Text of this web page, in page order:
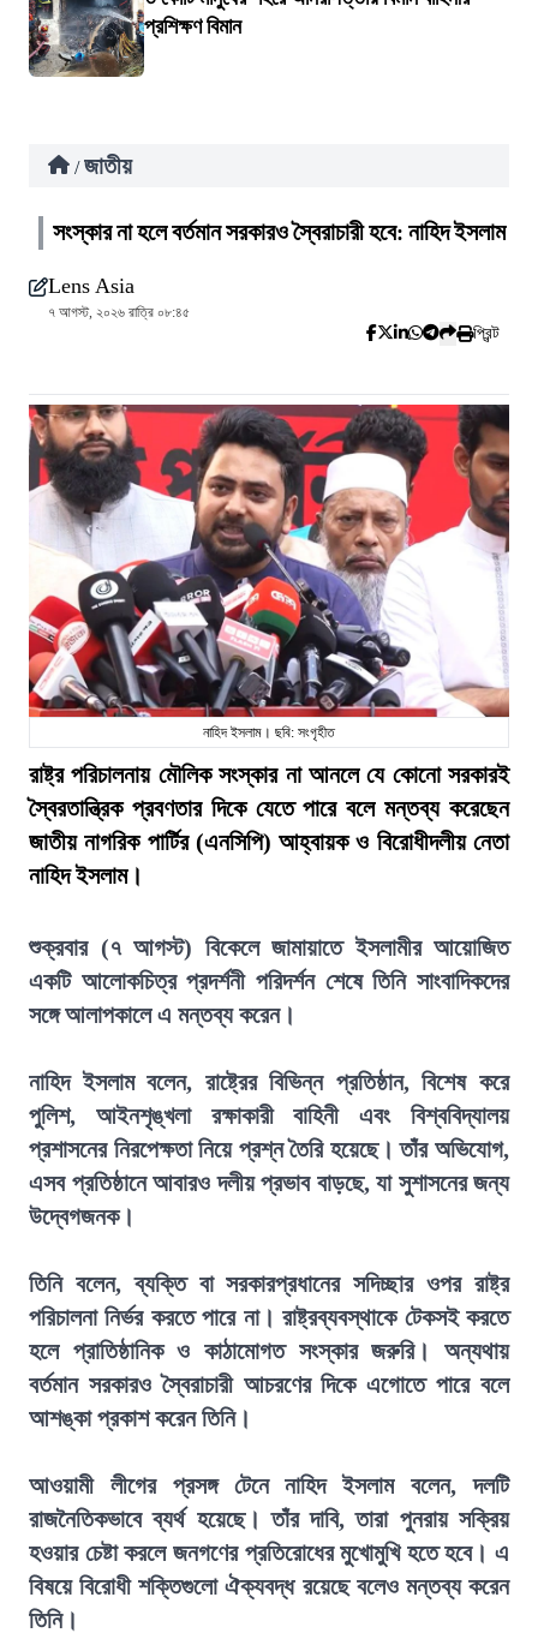
প্রশিক্ষণ বিমান
/ জাতীয়
সংস্কার না হলে বর্তমান সরকারও স্বৈরাচারী হবে: নাহিদ ইসলাম
Lens Asia
৭ আগস্ট, ২০২৬ রাত্রি ০৮:৪৫
প্রিন্ট
নাহিদ ইসলাম। ছবি: সংগৃহীত
রাষ্ট্র পরিচালনায় মৌলিক সংস্কার না আনলে যে কোনো সরকারই
স্বৈরতান্ত্রিক প্রবণতার দিকে যেতে পারে বলে মন্তব্য করেছেন
জাতীয় নাগরিক পার্টির (এনসিপি) আহ্বায়ক ও বিরোধীদলীয় নেতা
নাহিদ ইসলাম।
শুক্রবার (৭ আগস্ট) বিকেলে জামায়াতে ইসলামীর আয়োজিত
একটি আলোকচিত্র প্রদর্শনী পরিদর্শন শেষে তিনি সাংবাদিকদের
সঙ্গে আলাপকালে এ মন্তব্য করেন।
নাহিদ ইসলাম বলেন, রাষ্ট্রের বিভিন্ন প্রতিষ্ঠান, বিশেষ করে
পুলিশ, আইনশৃঙ্খলা রক্ষাকারী বাহিনী এবং বিশ্ববিদ্যালয়
প্রশাসনের নিরপেক্ষতা নিয়ে প্রশ্ন তৈরি হয়েছে। তাঁর অভিযোগ,
এসব প্রতিষ্ঠানে আবারও দলীয় প্রভাব বাড়ছে, যা সুশাসনের জন্য
উদ্বেগজনক।
তিনি বলেন, ব্যক্তি বা সরকারপ্রধানের সদিচ্ছার ওপর রাষ্ট্র
পরিচালনা নির্ভর করতে পারে না। রাষ্ট্রব্যবস্থাকে টেকসই করতে
হলে প্রাতিষ্ঠানিক ও কাঠামোগত সংস্কার জরুরি। অন্যথায়
বর্তমান সরকারও স্বৈরাচারী আচরণের দিকে এগোতে পারে বলে
আশঙ্কা প্রকাশ করেন তিনি।
আওয়ামী লীগের প্রসঙ্গ টেনে নাহিদ ইসলাম বলেন, দলটি
রাজনৈতিকভাবে ব্যর্থ হয়েছে। তাঁর দাবি, তারা পুনরায় সক্রিয়
হওয়ার চেষ্টা করলে জনগণের প্রতিরোধের মুখোমুখি হতে হবে। এ
বিষয়ে বিরোধী শক্তিগুলো ঐক্যবদ্ধ রয়েছে বলেও মন্তব্য করেন
তিনি।